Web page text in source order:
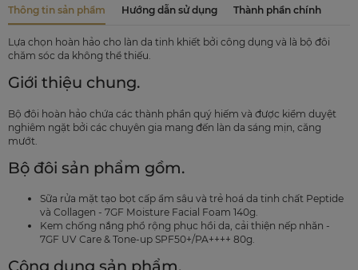
Thông tin sản phẩm Hướng dẫn sử dụng Thành phần chính
Lựa chọn hoàn hảo cho làn da tinh khiết bởi công dụng và là bộ đôi
chăm sóc da không thể thiếu.
Giới thiệu chung.
Bộ đôi hoàn hảo chứa các thành phần quý hiếm và được kiểm duyệt
nghiêm ngặt bởi các chuyên gia mang đến làn da sáng mịn, căng
mướt.
Bộ đôi sản phẩm gồm.
Sữa rửa mặt tạo bọt cấp ẩm sâu và trẻ hoá da tinh chất Peptide
và Collagen - 7GF Moisture Facial Foam 140g.
Kem chống nắng phổ rộng phục hồi da, cải thiện nếp nhăn -
7GF UV Care & Tone-up SPF50+/PA++++ 80g.
Công dụng sản phẩm.